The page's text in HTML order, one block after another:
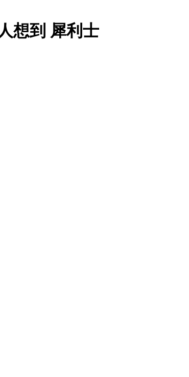
想到 犀利士